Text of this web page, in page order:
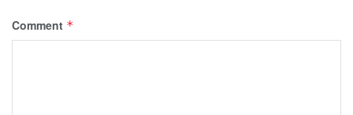
Comment *